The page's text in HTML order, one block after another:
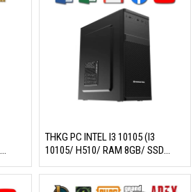
19.590.000₫.
THKG PC INTEL I3 10105 (I3
10105/ H510/ RAM 8GB/ SSD
256GB/ 450W/ DOS)